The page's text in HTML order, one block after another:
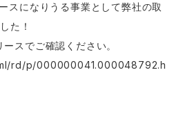
スになりうる事業として弊社の取
た！
スでご確認ください。
rd/p/000000041.000048792.h